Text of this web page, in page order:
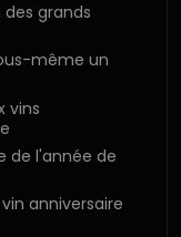
des grands
même un
vins
de l'année de
anniversaire